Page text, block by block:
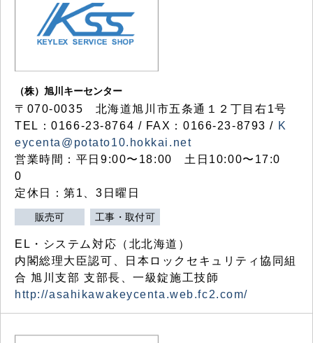
（株）旭川キーセンター
〒070-0035 北海道旭川市五条通１２丁目右1号
TEL：0166-23-8764 / FAX：0166-23-8793 / K
eycenta@potato10.hokkai.net
営業時間：平日9:00〜18:00 土日10:00〜17:0
0
定休日：第1、3日曜日
販売可 工事・取付可
EL・システム対応（北北海道）
内閣総理大臣認可、日本ロックセキュリティ協同組
合 旭川支部 支部長、一級錠施工技師
http://asahikawakeycenta.web.fc2.com/